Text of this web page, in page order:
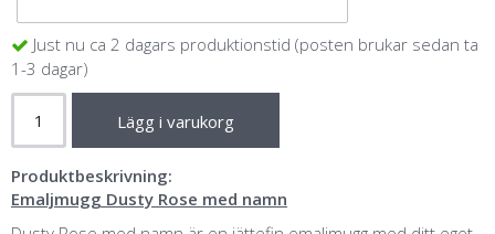
Just nu ca 2 dagars produktionstid (posten brukar sedan ta
1-3 dagar)
Lägg i varukorg
Produktbeskrivning:
Emaljmugg Dusty Rose med namn